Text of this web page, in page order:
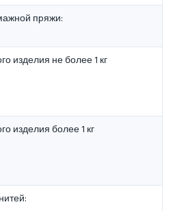
пpяжи:
изделия не более 1 кг
изделия более 1 кг